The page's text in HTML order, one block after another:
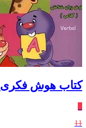
کتاب هوش فکری IQ دو تا سه سال
11